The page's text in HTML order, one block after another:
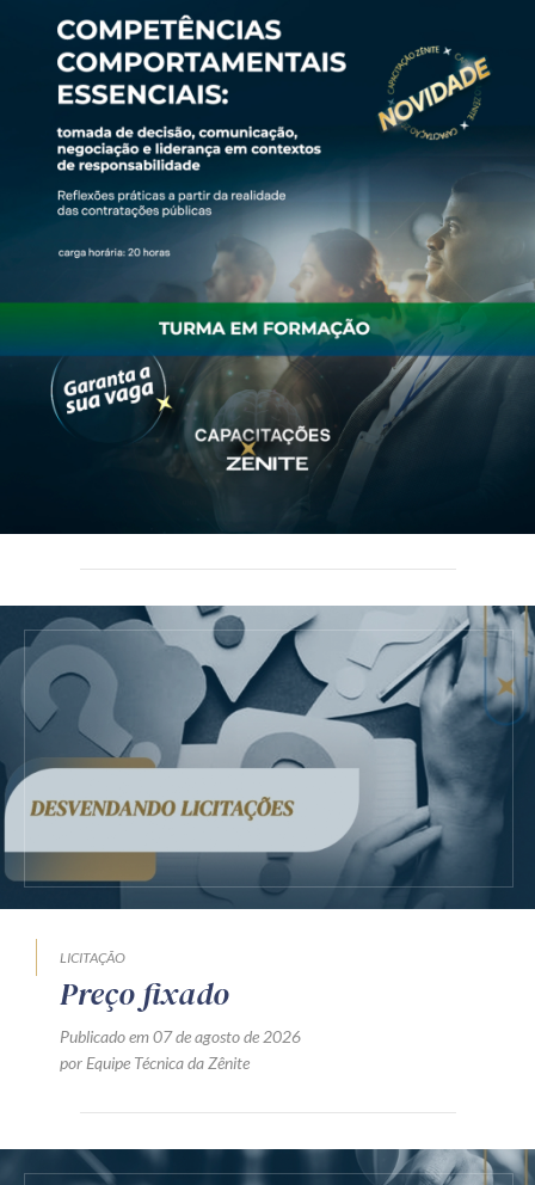
LICITAÇÃO
Preço fixado
Publicado em 07 de agosto de 2026
por Equipe Técnica da Zênite